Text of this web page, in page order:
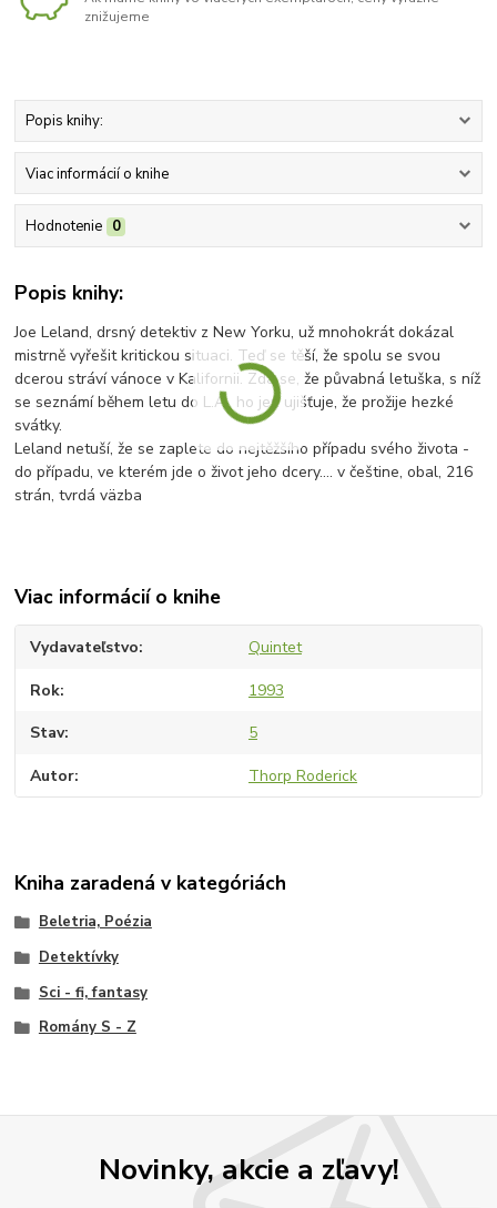
znižujeme
Popis knihy:
Viac informácií o knihe
Hodnotenie 0
Popis knihy:
Joe Leland, drsný detektiv z New Yorku, už mnohokrát dokázal
mistrně vyřešit kritickou situaci. Teď se těší, že spolu se svou
dcerou stráví vánoce v Kalifornii. Zdá se, že půvabná letuška, s níž
se seznámí během letu do L.A., ho jen ujišťuje, že prožije hezké
svátky.
Leland netuší, že se zaplete do nejtěžšího případu svého života -
do případu, ve kterém jde o život jeho dcery.... v češtine, obal, 216
strán, tvrdá väzba
Viac informácií o knihe
Vydavateľstvo Quintet
Rok 1993
Stav 5
Autor Thorp Roderick
Kniha zaradená v kategóriách
Beletria, Poézia
Detektívky
Sci - fi, fantasy
Romány S - Z
Novinky, akcie a zľavy!